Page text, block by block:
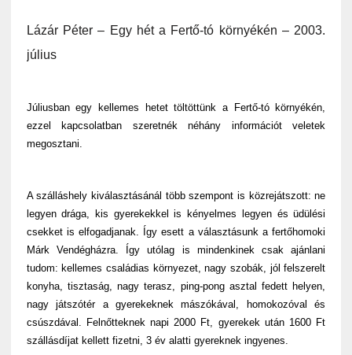
Lázár Péter – Egy hét a Fertő-tó környékén – 2003.
július
Júliusban egy kellemes hetet töltöttünk a Fertő-tó környékén,
ezzel kapcsolatban szeretnék néhány információt veletek
megosztani.
A szálláshely kiválasztásánál több szempont is közrejátszott: ne
legyen drága, kis gyerekekkel is kényelmes legyen és üdülési
csekket is elfogadjanak. Így esett a választásunk a fertőhomoki
Márk Vendégházra. Így utólag is mindenkinek csak ajánlani
tudom: kellemes családias környezet, nagy szobák, jól felszerelt
konyha, tisztaság, nagy terasz, ping-pong asztal fedett helyen,
nagy játszótér a gyerekeknek mászókával, homokozóval és
csúszdával. Felnőtteknek napi 2000 Ft, gyerekek után 1600 Ft
szállásdíjat kellett fizetni, 3 év alatti gyereknek ingyenes.